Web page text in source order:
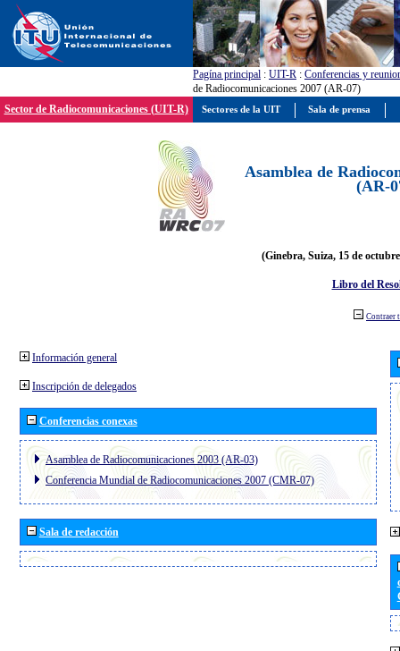
Pagína principal : UIT-R : Conferencias y
de Radiocomunicaciones 2007 (AR-07)
Sector de Radiocomunicaciones (UIT-R)
Asamblea de
(AR-
(Ginebra, Suiza, 15 de
Libro del
Contraer
Información general
Inscripción de delegados
Conferencias conexas
Asamblea de Radiocomunicaciones 2003 (AR-03)
Conferencia Mundial de Radiocomunicaciones 2007 (CMR-07)
Sala de redacción
Sectores de la UIT Sala de prensa